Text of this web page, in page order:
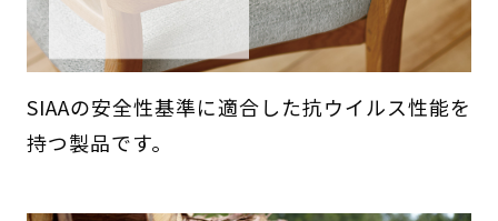
SIAAの安全性基準に適合した抗ウイルス性能を
持つ製品です。